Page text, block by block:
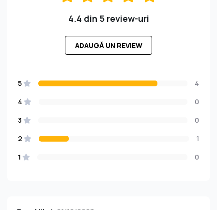
4.4 din 5 review-uri
ADAUGĂ UN REVIEW
5
4
4
0
3
0
2
1
1
0